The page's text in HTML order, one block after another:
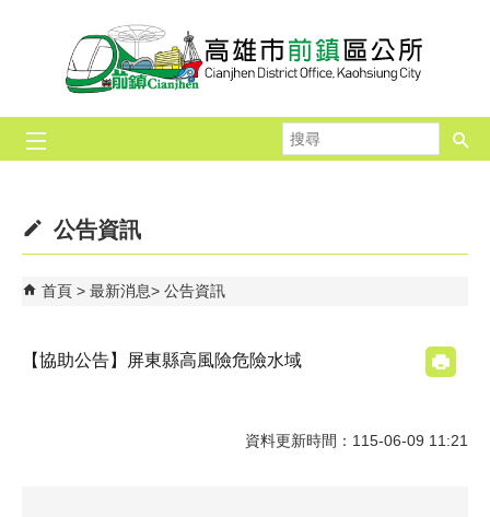
跳到主要內容區塊
尋
公告資訊
首頁 最新消息 公告資訊
【協助公告】屏東縣高風險危險水域
資料更新時間：115-06-09 11:21